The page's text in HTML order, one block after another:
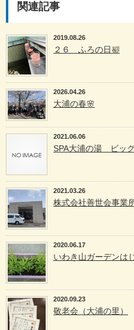
関連記事
2019.08.26
２６ ふろの日🛀
2026.04.26
大浦の春🌸
2021.06.06
SPA大浦の湯 ビッグ
2021.03.26
株式会社善世会事業
2020.06.17
いわき山ガーデンは
2020.09.23
敬老会（大浦の里）